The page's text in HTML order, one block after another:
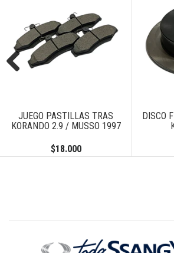
JUEGO PASTILLAS TRAS
KORANDO 2.9 / MUSSO 1997
$18.000
DISCO